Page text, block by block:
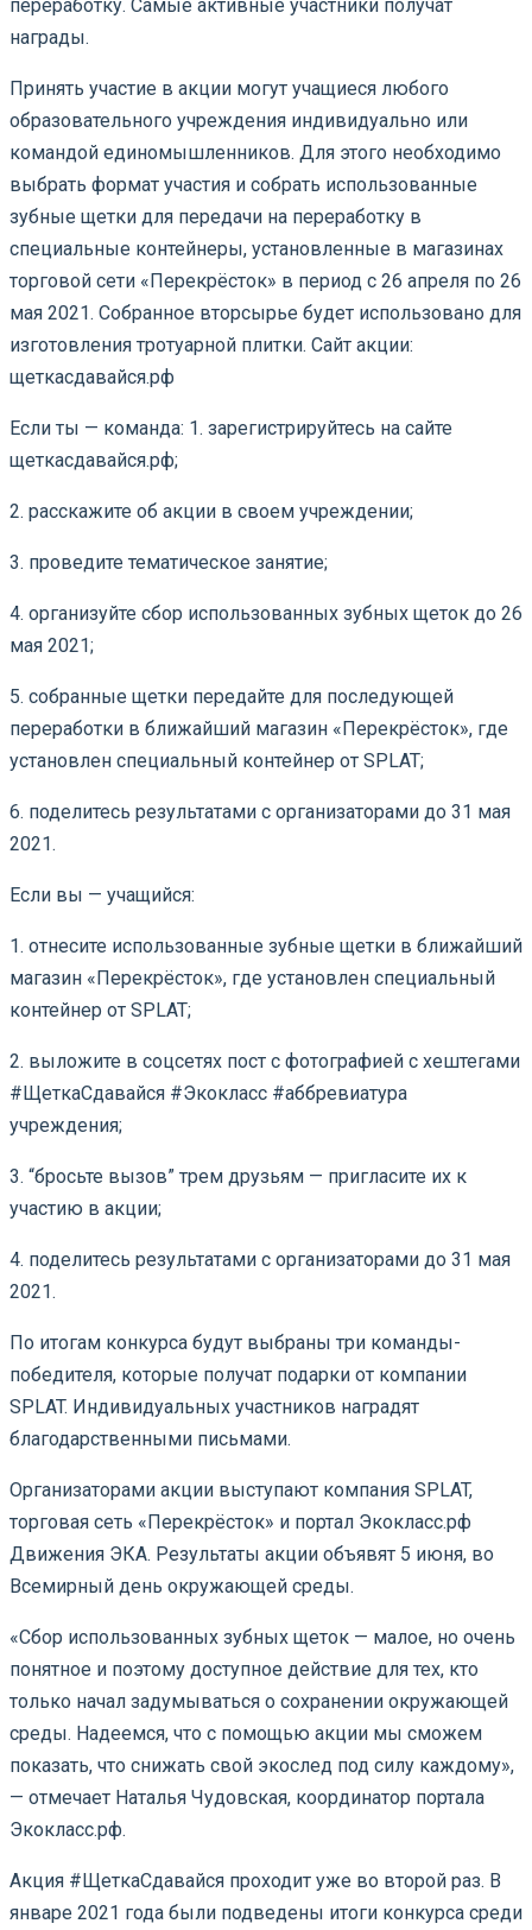
переработку. Самые активные участники получат
награды.
Принять участие в акции могут учащиеся любого
образовательного учреждения индивидуально или
командой единомышленников. Для этого необходимо
выбрать формат участия и собрать использованные
зубные щетки для передачи на переработку в
специальные контейнеры, установленные в магазинах
торговой сети «Перекрёсток» в период с 26 апреля по 26
мая 2021. Собранное вторсырье будет использовано для
изготовления тротуарной плитки. Сайт акции:
щеткасдавайся.рф
Если ты — команда: 1. зарегистрируйтесь на сайте
щеткасдавайся.рф;
2. расскажите об акции в своем учреждении;
3. проведите тематическое занятие;
4. организуйте сбор использованных зубных щеток до 26
мая 2021;
5. собранные щетки передайте для последующей
переработки в ближайший магазин «Перекрёсток», где
установлен специальный контейнер от SPLAT;
6. поделитесь результатами с организаторами до 31 мая
2021.
Если вы — учащийся:
1. отнесите использованные зубные щетки в ближайший
магазин «Перекрёсток», где установлен специальный
контейнер от SPLAT;
2. выложите в соцсетях пост с фотографией с хештегами
#ЩеткаСдавайся #Экокласс #аббревиатура
учреждения;
3. “бросьте вызов” трем друзьям — пригласите их к
участию в акции;
4. поделитесь результатами с организаторами до 31 мая
2021.
По итогам конкурса будут выбраны три команды-
победителя, которые получат подарки от компании
SPLAT. Индивидуальных участников наградят
благодарственными письмами.
Организаторами акции выступают компания SPLAT,
торговая сеть «Перекрёсток» и портал Экокласс.рф
Движения ЭКА. Результаты акции объявят 5 июня, во
Всемирный день окружающей среды.
«Сбор использованных зубных щеток — малое, но очень
понятное и поэтому доступное действие для тех, кто
только начал задумываться о сохранении окружающей
среды. Надеемся, что с помощью акции мы сможем
показать, что снижать свой экослед под силу каждому»,
— отмечает Наталья Чудовская, координатор портала
Экокласс.рф.
Акция #ЩеткаСдавайся проходит уже во второй раз. В
январе 2021 года были подведены итоги конкурса среди